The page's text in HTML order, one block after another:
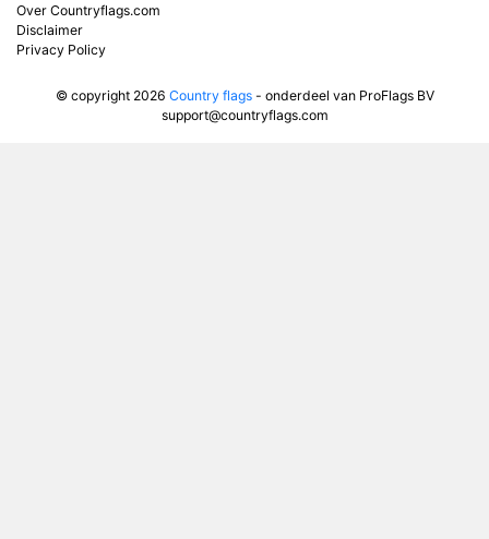
Over Countryflags.com
Disclaimer
Privacy Policy
© copyright 2026 Country flags- onderdeel van ProFlags BV
support@countryflags.com